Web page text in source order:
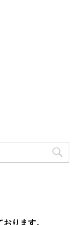
ります。